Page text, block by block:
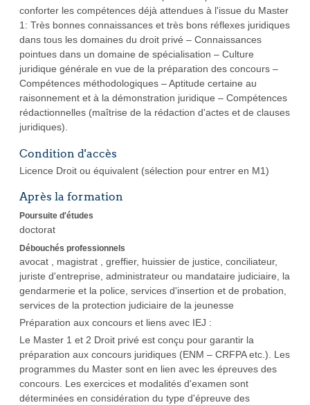
conforter les compétences déjà attendues à l'issue du Master
1: Très bonnes connaissances et très bons réflexes juridiques
dans tous les domaines du droit privé – Connaissances
pointues dans un domaine de spécialisation – Culture
juridique générale en vue de la préparation des concours –
Compétences méthodologiques – Aptitude certaine au
raisonnement et à la démonstration juridique – Compétences
rédactionnelles (maîtrise de la rédaction d'actes et de clauses
juridiques).
Condition d'accès
Licence Droit ou équivalent (sélection pour entrer en M1)
Après la formation
Poursuite d'études
doctorat
Débouchés professionnels
avocat , magistrat , greffier, huissier de justice, conciliateur,
juriste d'entreprise, administrateur ou mandataire judiciaire, la
gendarmerie et la police, services d'insertion et de probation,
services de la protection judiciaire de la jeunesse
Préparation aux concours et liens avec IEJ :
Le Master 1 et 2 Droit privé est conçu pour garantir la
préparation aux concours juridiques (ENM – CRFPA etc.). Les
programmes du Master sont en lien avec les épreuves des
concours. Les exercices et modalités d'examen sont
déterminées en considération du type d'épreuve des